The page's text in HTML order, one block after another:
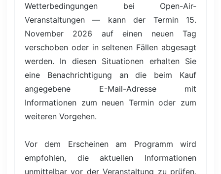
Wetterbedingungen bei Open-Air-
Veranstaltungen — kann der Termin 15.
November 2026 auf einen neuen Tag
verschoben oder in seltenen Fällen abgesagt
werden. In diesen Situationen erhalten Sie
eine Benachrichtigung an die beim Kauf
angegebene E-Mail-Adresse mit
Informationen zum neuen Termin oder zum
weiteren Vorgehen.
Vor dem Erscheinen am Programm wird
empfohlen, die aktuellen Informationen
unmittelbar vor der Veranstaltung zu prüfen.